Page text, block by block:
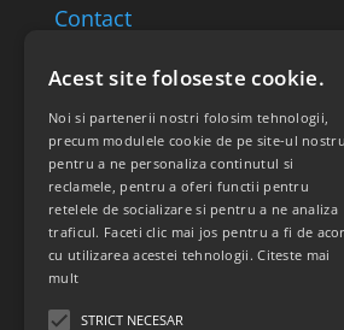
Contact
Retur produse
Str. Vasile Mironiuc nr. 3, Sector 1,
Pentru detalii suplimentare, vă
politica de returnare a produselor
Acest site foloseste cookie.
Noi si partenerii nostri folosim tehnologii,
precum modulele cookie de pe site-ul
pentru a ne personaliza continutul si
reclamele, pentru a oferi functii pentru
retelele de socializare si pentru a ne analiza
traficul. Faceti clic mai jos pentru a fi de
cu utilizarea acestei tehnologii.Citeste mai
mult
STRICT NECESAR